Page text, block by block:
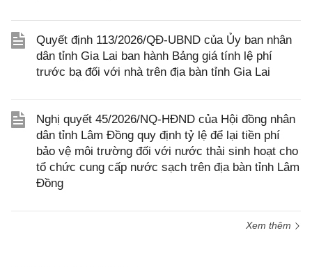
Quyết định 113/2026/QĐ-UBND của Ủy ban nhân
dân tỉnh Gia Lai ban hành Bảng giá tính lệ phí
trước bạ đối với nhà trên địa bàn tỉnh Gia Lai
Nghị quyết 45/2026/NQ-HĐND của Hội đồng nhân
dân tỉnh Lâm Đồng quy định tỷ lệ để lại tiền phí
bảo vệ môi trường đối với nước thải sinh hoạt cho
tổ chức cung cấp nước sạch trên địa bàn tỉnh Lâm
Đồng
Xem thêm